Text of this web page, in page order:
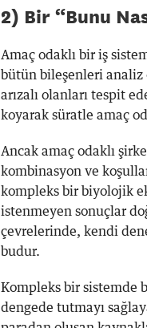
2) Bir “Bunu
Amaç odaklı bir iş
bütün bileşenleri
arızalı olanları tespit
koyarak süratle amaç
Ancak amaç odaklı
kombinasyon ve
kompleks bir biyolojik
istenmeyen sonuçlar
çevrelerinde, kendi
budur.
Kompleks bir sistemde
dengede tutmayı